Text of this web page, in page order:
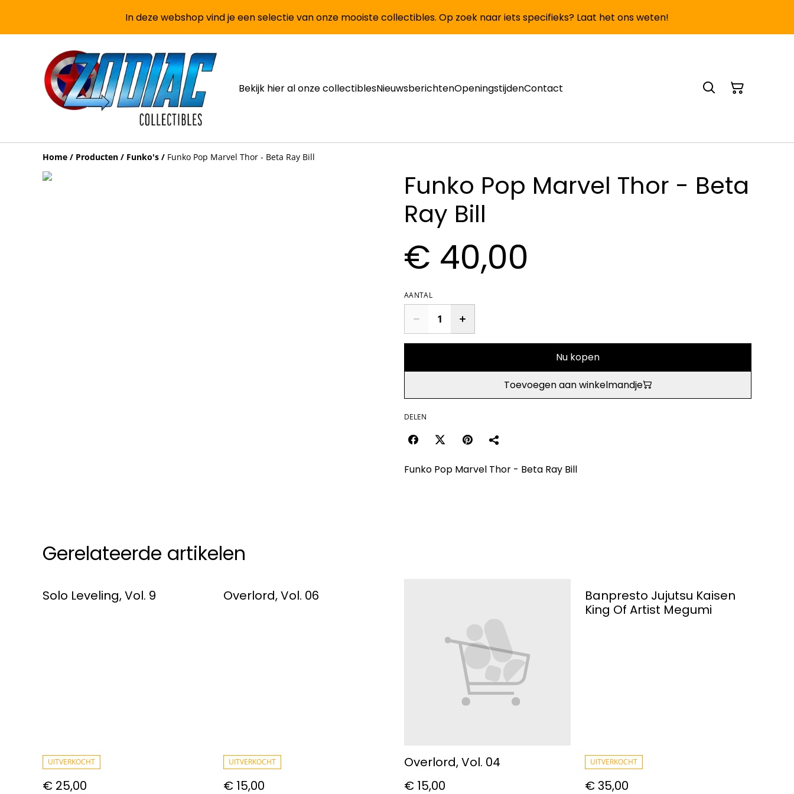
In deze webshop vind je een selectie van onze mooiste collectibles. Op zoek naar iets specifieks? Laat het ons weten!
Bekijk hier al onze collectiblesNieuwsberichtenOpeningstijdenContact
Home / Producten / Funko's / Funko Pop Marvel Thor - Beta Ray Bill
Funko Pop Marvel Thor - Beta
Ray Bill
€ 40,00
AANTAL
Nu kopen
Toevoegen aan winkelmandje
DELEN
Funko Pop Marvel Thor - Beta Ray Bill
Gerelateerde artikelen
Solo Leveling, Vol. 9
UITVERKOCHT
€ 25,00
Overlord, Vol. 06
UITVERKOCHT
€ 15,00
Overlord, Vol. 04
€ 15,00
Banpresto Jujutsu Kaisen
King Of Artist Megumi
UITVERKOCHT
€ 35,00